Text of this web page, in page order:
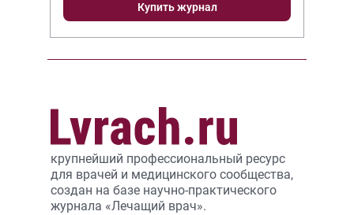
Купить журнал
крупнейший профессиональный ресурс
для врачей и медицинского сообщества,
создан на базе научно-практического
журнала «Лечащий врач».